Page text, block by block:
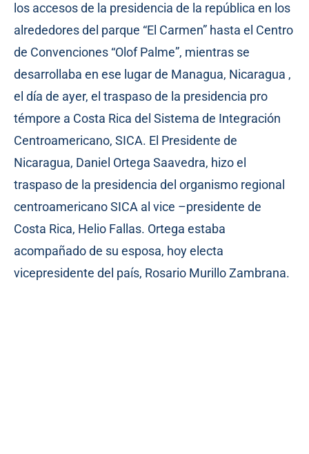
los accesos de la presidencia de la república en los
alrededores del parque “El Carmen” hasta el Centro
de Convenciones “Olof Palme”, mientras se
desarrollaba en ese lugar de Managua, Nicaragua ,
el día de ayer, el traspaso de la presidencia pro
témpore a Costa Rica del Sistema de Integración
Centroamericano, SICA. El Presidente de
Nicaragua, Daniel Ortega Saavedra, hizo el
traspaso de la presidencia del organismo regional
centroamericano SICA al vice –presidente de
Costa Rica, Helio Fallas. Ortega estaba
acompañado de su esposa, hoy electa
vicepresidente del país, Rosario Murillo Zambrana.